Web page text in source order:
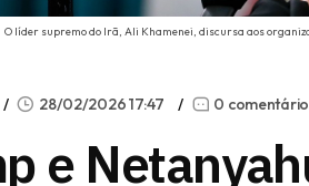
O líder supremo do Irã, Ali Khamenei, discursa aos
28/02/2026 17:47 0
e